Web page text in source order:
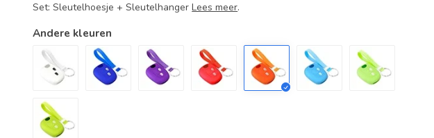
Set: Sleutelhoesje + SleutelhangerLees meer.
Andere kleuren